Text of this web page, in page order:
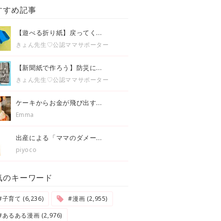
すめ記事
【遊べる折り紙】戻ってく...
きょん先生♡公認ママサポーター
【新聞紙で作ろう】防災に...
きょん先生♡公認ママサポーター
ケーキからお金が飛び出す...
Emma
出産による「ママのダメー...
piyoco
のキーワード
育て (6,236)
#漫画 (2,955)
るある漫画 (2,976)